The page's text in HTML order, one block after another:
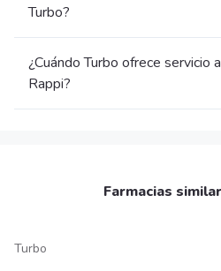
Turbo?
¿Cuándo Turbo ofrece servicio
Rappi?
Farmacias
Turbo